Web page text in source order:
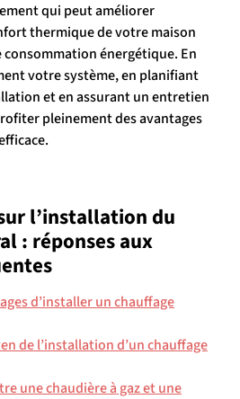
qui peut améliorer
thermique de votre maison
énergétique. En
votre système, en planifiant
et en assurant un entretien
pleinement des avantages
l’installation du
: réponses aux
d’installer un chauffage
de l’installation d’un chauffage
une chaudière à gaz et une